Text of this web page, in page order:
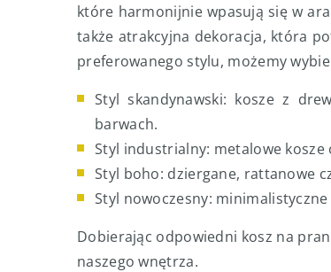
które harmonijnie wpasują się w
także atrakcyjna dekoracja, która
preferowanego stylu, możemy
Styl skandynawski: kosze z
barwach.
Styl industrialny: metalowe
Styl boho: dziergane, rattanowe
Styl nowoczesny:
Dobierając odpowiedni kosz na
naszego wnętrza.